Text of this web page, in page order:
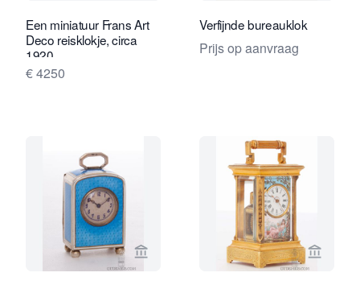
Een miniatuur Frans Art
Deco reisklokje, circa
1920
€ 4250
Verfijnde bureauklok
Prijs op aanvraag
Bekijk verkoperspagina van Gude &
Bekijk